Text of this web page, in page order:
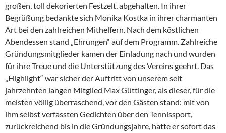
großen, toll dekorierten Festzelt, abgehalten. In ihrer
Begrüßung bedankte sich Monika Kostka in ihrer charmanten
Art bei den zahlreichen Mithelfern. Nach dem köstlichen
Abendessen stand „Ehrungen“ auf dem Programm. Zahlreiche
Gründungsmitglieder kamen der Einladung nach und wurden
für ihre Treue und die Unterstützung des Vereins geehrt. Das
„Highlight“ war sicher der Auftritt von unserem seit
jahrzehnten langen Mitglied Max Güttinger, als dieser, für die
meisten völlig überraschend, vor den Gästen stand: mit von
ihm selbst verfassten Gedichten über den Tennissport,
zurückreichend bis in die Gründungsjahre, hatte er sofort das